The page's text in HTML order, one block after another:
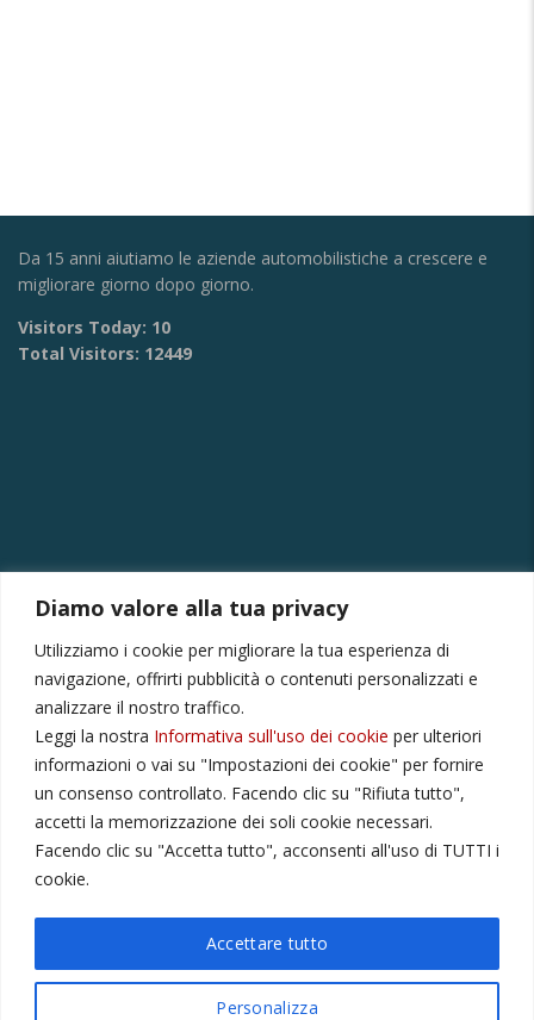
Diamo valore alla tua privacy
Utilizziamo i cookie per migliorare la tua esperienza di
navigazione, offrirti pubblicità o contenuti personalizzati e
analizzare il nostro traffico.
Leggi la nostra Informativa sull'uso dei cookie per ulteriori
informazioni o vai su "Impostazioni dei cookie" per fornire
un consenso controllato. Facendo clic su "Rifiuta tutto",
accetti la memorizzazione dei soli cookie necessari.
Facendo clic su "Accetta tutto", acconsenti all'uso di TUTTI i
cookie.
Personalizza
Accettare tutto
Da 15 anni aiutiamo le aziende automobilistiche a crescere e
migliorare giorno dopo giorno.
Visitors Today: 10
Total Visitors: 12449
Via Provinciale Montagna Spaccata 228/H Napoli
Raffaele +39 3282694809
r.colamussi@gmail.com
Dal lunedì al venerdì 9:00 13:30 16:00 19:00
Il sabato 9:00 13:30
Privacy Policy Cookie